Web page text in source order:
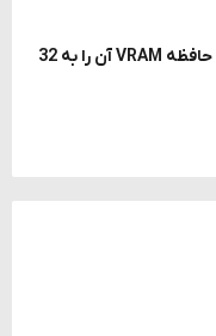
چین با دستکاری کارت گرافیک RTX 5080 حافظه VRAM آن را به 32